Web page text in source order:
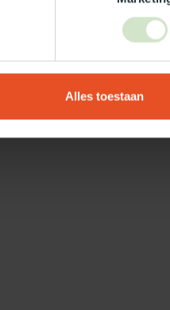
Alles toestaan